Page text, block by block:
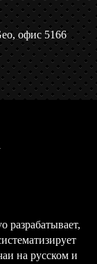
офис 5166
разрабатывает,
на русском и